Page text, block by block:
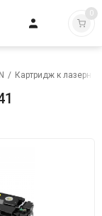
0
/ Картридж к